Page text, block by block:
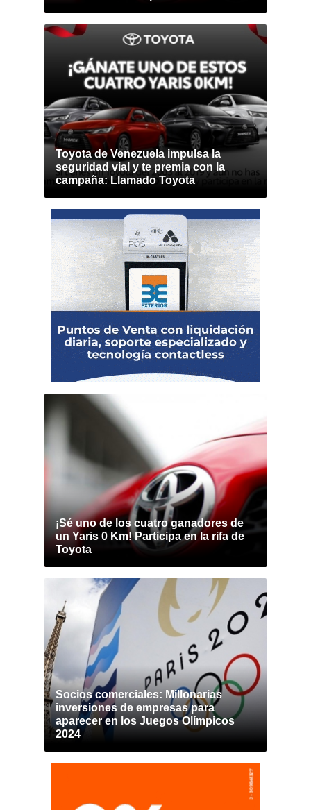
Toyota de Venezuela impulsa la
seguridad vial y te premia con la
campaña: Llamado Toyota
¡Sé uno de los cuatro ganadores de
un Yaris 0 Km! Participa en la rifa de
Toyota
Socios comerciales: Millonarias
inversiones de empresas para
aparecer en los Juegos Olímpicos
2024